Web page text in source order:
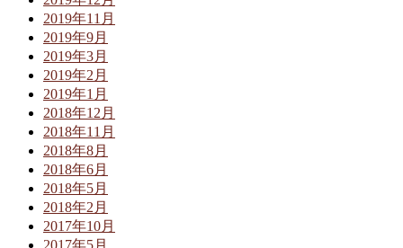
2019年11月
2019年9月
2019年3月
2019年2月
2019年1月
2018年12月
2018年11月
2018年8月
2018年6月
2018年5月
2018年2月
2017年10月
2017年5月